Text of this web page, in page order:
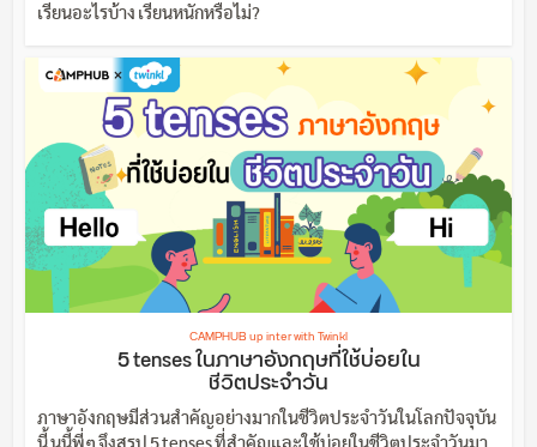
เรียนอะไรบ้าง เรียนหนักหรือไม่?
CAMPHUB up inter with Twinkl
5 tenses ในภาษาอังกฤษที่ใช้บ่อยใน
ชีวิตประจำวัน
ภาษาอังกฤษมีส่วนสำคัญอย่างมากในชีวิตประจำวันในโลกปัจจุบัน